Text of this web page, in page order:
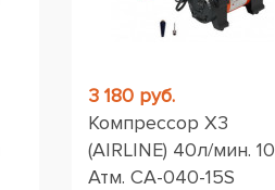
3 180 руб.
Компрессор X3
(AIRLINE) 40л/мин. 10
Атм. CA-040-15S